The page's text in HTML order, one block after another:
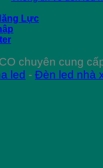
Lực
chuyên cung
led - Đèn led nhà